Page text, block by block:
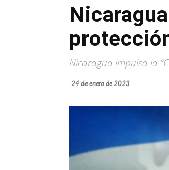
Nicaragua impulsa la
24 de enero de 2023